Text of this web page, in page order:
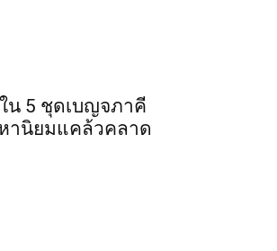
น 5​ ชุดเบญจ​ภาคี​
า​นิยม​แคล้วคลาด​